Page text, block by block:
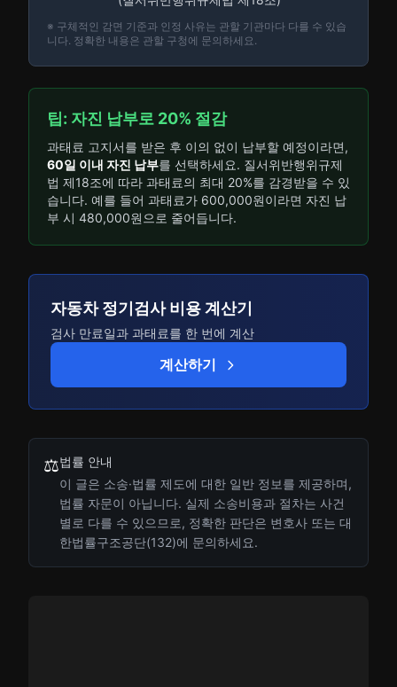
※ 구체적인 감면 기준과 인정 사유는 관할 기관마다 다를 수 있습
니다. 정확한 내용은 관할 구청에 문의하세요.
팁: 자진 납부로 20% 절감
과태료 고지서를 받은 후 이의 없이 납부할 예정이라면,
60일 이내 자진 납부를 선택하세요. 질서위반행위규제
법 제18조에 따라 과태료의 최대 20%를 감경받을 수 있
습니다. 예를 들어 과태료가 600,000원이라면 자진 납
부 시 480,000원으로 줄어듭니다.
자동차 정기검사 비용 계산기
검사 만료일과 과태료를 한 번에 계산
계산하기
⚖️법률 안내
이 글은 소송·법률 제도에 대한 일반 정보를 제공하며,
법률 자문이 아닙니다. 실제 소송비용과 절차는 사건
별로 다를 수 있으므로, 정확한 판단은 변호사 또는 대
한법률구조공단(132)에 문의하세요.